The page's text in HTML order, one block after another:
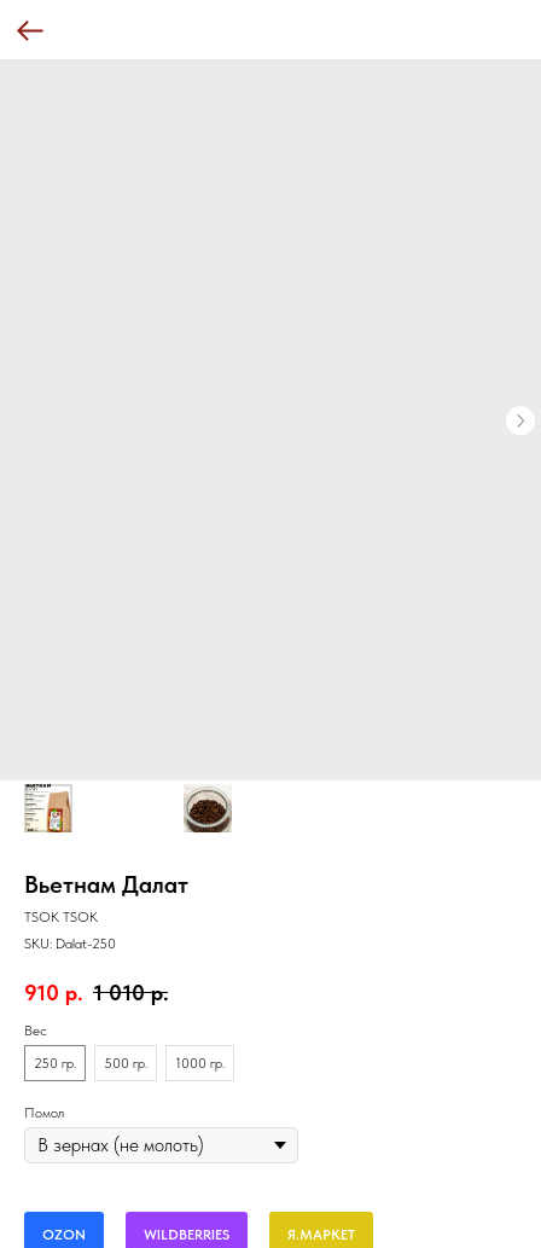
Вьетнам Далат
TSOK TSOK
SKU: Dalat-250
910 р. 1 010 р.
Вес
250 гр.
500 гр. 1000 гр.
Помол
OZON WILDBERRIES Я.МАРКЕТ